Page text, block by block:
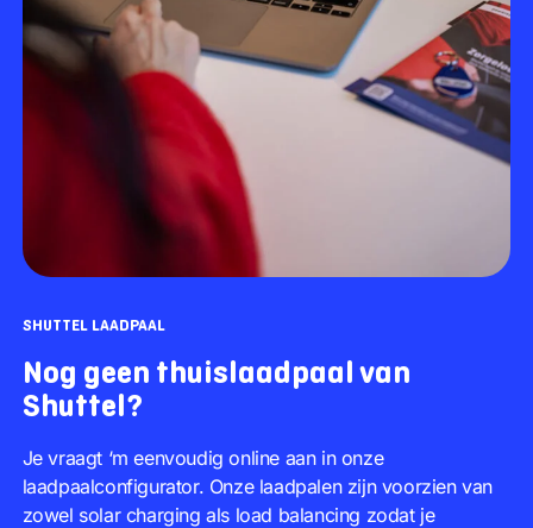
SHUTTEL LAADPAAL
Nog geen thuislaadpaal van
Shuttel?
Je vraagt ‘m eenvoudig online aan in onze
laadpaalconfigurator. Onze laadpalen zijn voorzien van
zowel solar charging als load balancing zodat je